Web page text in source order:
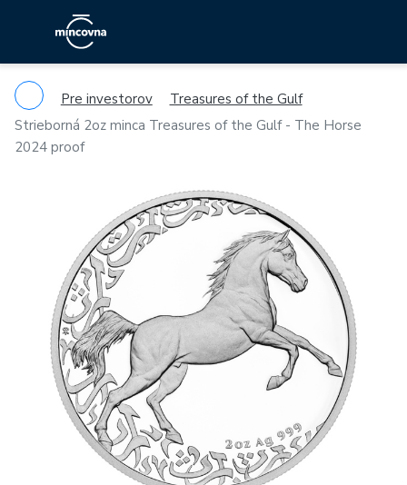
Pre investorov
Treasures of the Gulf
Strieborná 2oz minca Treasures of the Gulf - The Horse
2024 proof
Previous